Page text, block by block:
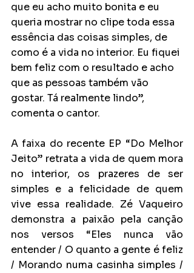
que eu acho muito bonita e eu
queria mostrar no clipe toda essa
essência das coisas simples, de
como é a vida no interior. Eu fiquei
bem feliz com o resultado e acho
que as pessoas também vão
gostar. Tá realmente lindo”,
comenta o cantor.
A faixa do recente EP “Do Melhor
Jeito” retrata a vida de quem mora
no interior, os prazeres de ser
simples e a felicidade de quem
vive essa realidade. Zé Vaqueiro
demonstra a paixão pela canção
nos versos “Eles nunca vão
entender / O quanto a gente é feliz
/ Morando numa casinha simples /